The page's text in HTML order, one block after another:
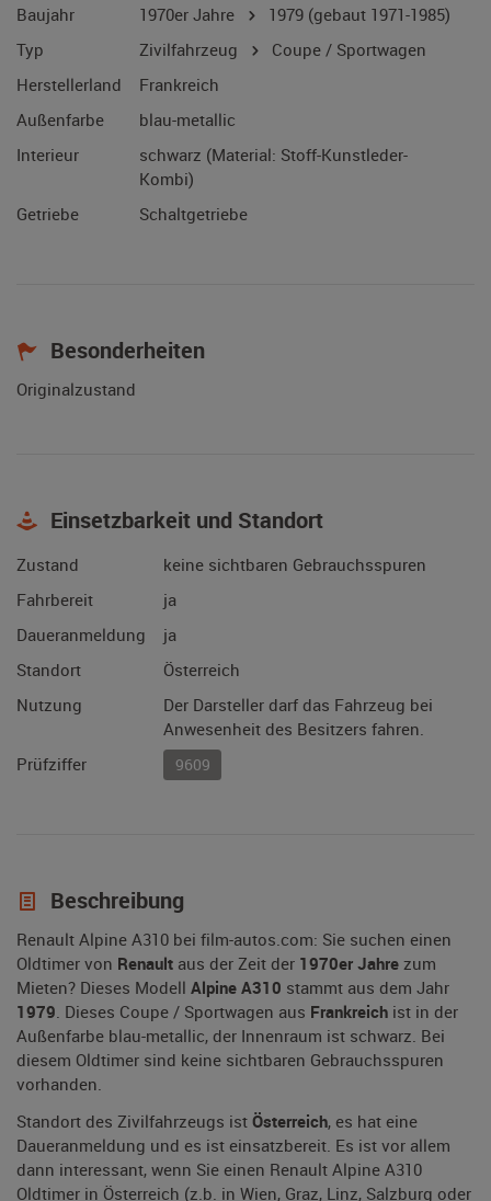
Baujahr
1970er Jahre 1979 (gebaut 1971-1985)
Typ
Zivilfahrzeug
Coupe / Sportwagen
Herstellerland
Frankreich
Außenfarbe
blau-metallic
Interieur
schwarz (Material: Stoff-Kunstleder-
Kombi)
Getriebe
Schaltgetriebe
Besonderheiten
Originalzustand
Einsetzbarkeit und Standort
Zustand
keine sichtbaren Gebrauchsspuren
Fahrbereit
ja
Daueranmeldung
ja
Standort
Österreich
Nutzung
Der Darsteller darf das Fahrzeug bei
Anwesenheit des Besitzers fahren.
Prüfziffer
9609
Beschreibung
Renault Alpine A310 bei film-autos.com: Sie suchen einen
Oldtimer von Renault aus der Zeit der 1970er Jahre zum
Mieten? Dieses Modell Alpine A310 stammt aus dem Jahr
1979. Dieses Coupe / Sportwagen aus Frankreich ist in der
Außenfarbe blau-metallic, der Innenraum ist schwarz. Bei
diesem Oldtimer sind keine sichtbaren Gebrauchsspuren
vorhanden.
Standort des Zivilfahrzeugs ist Österreich, es hat eine
Daueranmeldung und es ist einsatzbereit. Es ist vor allem
dann interessant, wenn Sie einen Renault Alpine A310
Oldtimer in Österreich (z.b. in Wien, Graz, Linz, Salzburg oder